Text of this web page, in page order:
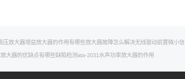
压放大器增益放大器的作用有哪些放大器故障怎么解决无线驱动前置微小
大器的优缺点有哪些缺陷检测ata-2031 水声功率放大器的作用